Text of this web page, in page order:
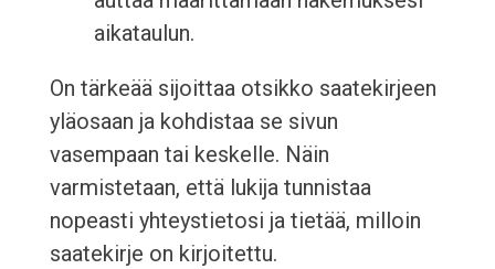
aikataulun.
On tärkeää sijoittaa otsikko saatekirjeen
yläosaan ja kohdistaa se sivun
vasempaan tai keskelle. Näin
varmistetaan, että lukija tunnistaa
nopeasti yhteystietosi ja tietää, milloin
saatekirje on kirjoitettu.